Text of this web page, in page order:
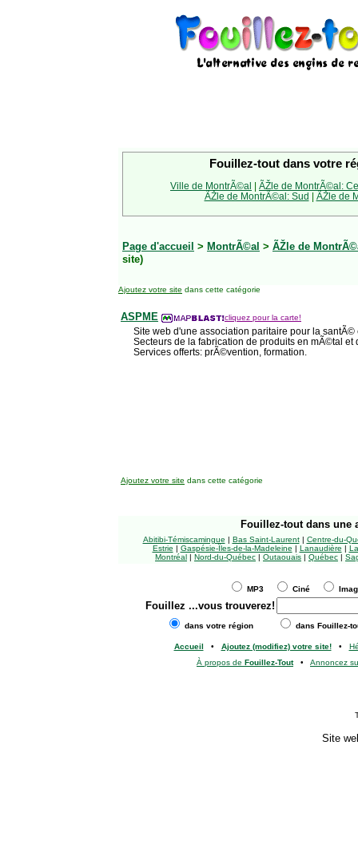
Fouillez-tout dans votre
Ville de MontrÃ©al | ÃŽle de MontrÃ©al:
ÃŽle de MontrÃ©al: Sud | ÃŽle de
Page d'accueil > MontrÃ©al > ÃŽle de
site)
Ajoutez votre site dans cette catégorie
ASPME cliquez pour la carte!
Site web d'une association paritaire pour la
Secteurs de la fabrication de produits en mÃ©tal
Services offerts: prÃ©vention, formation.
Ajoutez votre site dans cette catégorie
Fouillez-tout dans une
Abitibi-Témiscamingue | Bas Saint-Laurent| Centre-du-
Estrie | Gaspésie-Îles-de-la-Madeleine | Lanaudière |
Montréal | Nord-du-Québec | Outaouais | Québec |
MP3 Ciné
Fouillez ...vous trouverez!
dans votre région dans Fouillez-
Accueil • Ajoutez (modifiez) votre site!•
À propos de Fouillez-Tout• Annoncez
Site